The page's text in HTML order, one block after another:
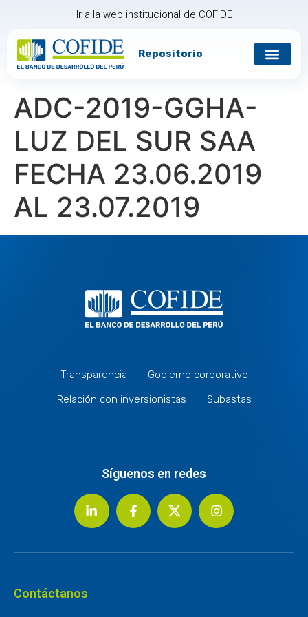
Ir a la web institucional de COFIDE
Repositorio
ADC-2019-GGHA-
LUZ DEL SUR SAA
FECHA 23.06.2019
AL 23.07.2019
Transparencia
Gobierno corporativo
Relación con inversionistas
Subastas
Síguenos en redes
Contáctanos